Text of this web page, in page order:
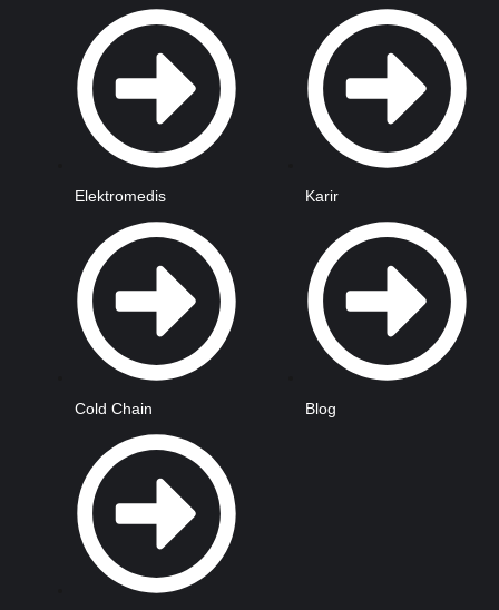
Elektromedis
Cold Chain
Karir
Blog